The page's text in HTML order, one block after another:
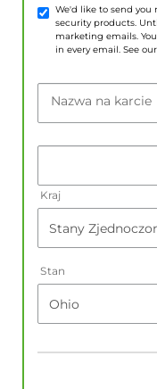
We'd like to send you
security products.
marketing emails.
in every email. See our
Nazwa na karcie
Kraj
Stan